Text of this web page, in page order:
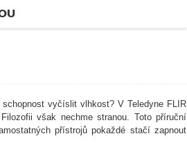
vyčíslit vlhkost? V Teledyne FLIR
však nechme stranou. Toto příruční
přístrojů pokaždé stačí zapnout